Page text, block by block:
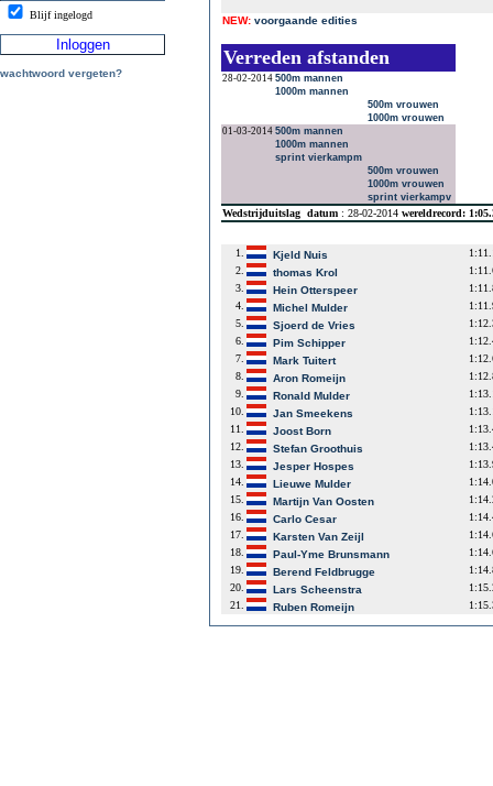
Blijf ingelogd
wachtwoord vergeten?
NEW: voorgaande edities
Verreden afstanden
28-02-2014 500m mannen
1000m mannen
500m vrouwen
1000m vrouwen
01-03-2014 500m mannen
1000m mannen
sprint vierkampm
500m vrouwen
1000m vrouwen
sprint vierkampv
Wedstrijduitslag datum : 28-02-2014 wereldrecord:
1. Kjeld Nuis
2.
thomas Krol
3.
Hein Otterspeer
4.
Michel Mulder
5.
Sjoerd de Vries
6.
Pim Schipper
7.
Mark Tuitert
8.
Aron Romeijn
9.
Ronald Mulder
10.
Jan Smeekens
11.
Joost Born
12.
Stefan Groothuis
13.
Jesper Hospes
14.
Lieuwe Mulder
15.
Martijn Van Oosten
16.
Carlo Cesar
17.
Karsten Van Zeijl
18.
Paul-Yme Brunsmann
19.
Berend Feldbrugge
20.
Lars Scheenstra
21.
Ruben Romeijn